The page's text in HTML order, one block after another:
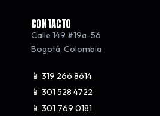
CONTACTO
Calle 149 #19a-56
Bogotá, Colombia
📱 319 266 8614
📱 301 528 4722
📱 301 769 0181